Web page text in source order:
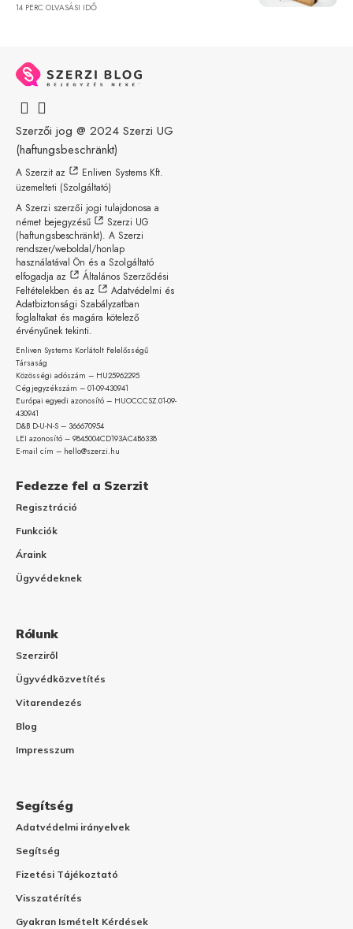
14 PERC OLVASÁSI IDŐ
Szerzői jog @ 2024 Szerzi UG
(haftungsbeschränkt)
A Szerzit az
Enliven Systems Kft.
üzemelteti (Szolgáltató)
A Szerzi szerzői jogi tulajdonosa a
német bejegyzésű
Szerzi UG
(haftungsbeschränkt). A Szerzi
rendszer/weboldal/honlap
használatával Ön és a Szolgáltató
elfogadja az
Általános Szerződési
Feltételekben és az
Adatvédelmi és
Adatbiztonsági Szabályzatban
foglaltakat és magára kötelező
érvényűnek tekinti.
Enliven Systems Korlátolt Felelősségű
Társaság
Közösségi adószám – HU25962295
Cégjegyzékszám – 01-09-430941
Európai egyedi azonosító – HUOCCCSZ.01-09-
430941
D&B D-U-N-S – 366670954
LEI azonosító – 9845004CD193AC4B6338
E-mail cím – hello@szerzi.hu
Fedezze fel a Szerzit
Regisztráció
Funkciók
Áraink
Ügyvédeknek
Rólunk
Szerziről
Ügyvédközvetítés
Vitarendezés
Blog
Impresszum
Segítség
Adatvédelmi irányelvek
Segítség
Fizetési Tájékoztató
Visszatérítés
Gyakran Ismételt Kérdések